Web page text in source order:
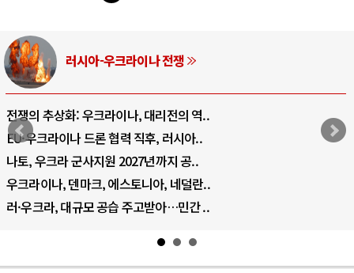
러시아-우크라이나 전쟁
전쟁의 추상화: 우크라이나, 대리전의 역..
EU·우크라이나 드론 협력 직후, 러시아..
나토, 우크라 군사지원 2027년까지 공..
우크라이나, 덴마크, 에스토니아, 네덜란..
러·우크라, 대규모 공습 주고받아…민간 ..